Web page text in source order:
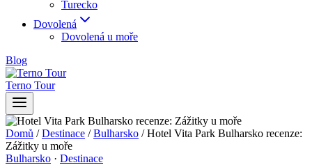
Turecko
Dovolená
Dovolená u moře
Blog
Terno Tour
Domů / Destinace / Bulharsko / Hotel Vita Park Bulharsko recenze:
Zážitky u moře
Bulharsko · Destinace